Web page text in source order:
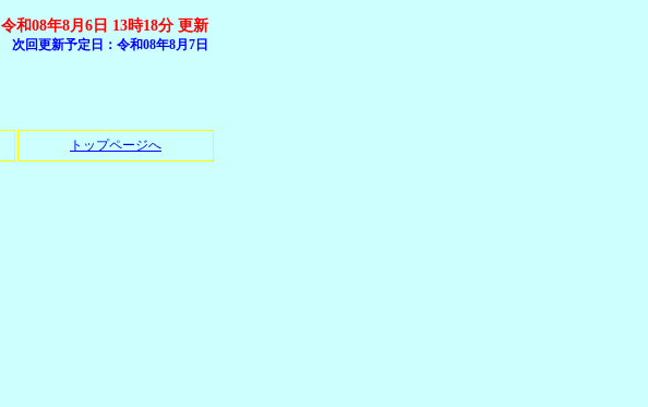
令和08年8月6日 13時18分 更新
次回更新予定日：令和08年8月7日
トップページへ